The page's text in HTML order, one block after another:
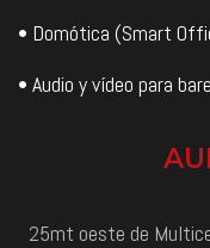
• Domótica (Smart
• Audio y vídeo para
25mt oeste de